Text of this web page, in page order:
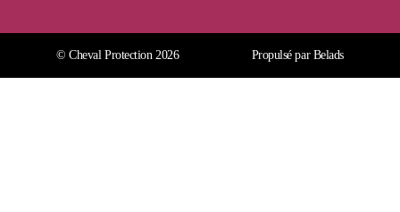
© Cheval Protection 2026 Propulsé par Belads